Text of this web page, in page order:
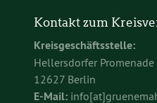
Kontakt zum
Kreisgeschäftsstelle:
Hellersdorfer Promenade
12627 Berlin
E-Mail: